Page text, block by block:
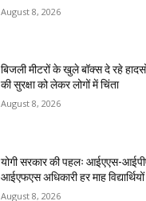
August 8, 2026
बिजली मीटरों के खुले बॉक्स दे रहे
की सुरक्षा को लेकर लोगों में चिंता
August 8, 2026
योगी सरकार की पहलः आईएएस-
आईएफएस अधिकारी हर माह
August 8, 2026